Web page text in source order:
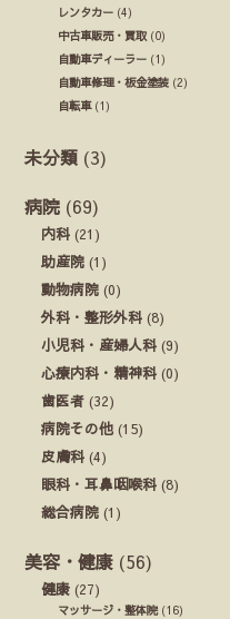
レンタカー (4)
中古車販売・買取 (0)
自動車ディーラー (1)
自動車修理・板金塗装 (2)
自転車(1)
未分類 (3)
病院 (69)
内科 (21)
助産院 (1)
動物病院 (0)
外科・整形外科 (8)
小児科・産婦人科 (9)
心療内科・精神科 (0)
歯医者 (32)
病院その他 (15)
皮膚科 (4)
眼科・耳鼻咽喉科 (8)
総合病院 (1)
美容・健康 (56)
健康 (27)
マッサージ・整体院(16)